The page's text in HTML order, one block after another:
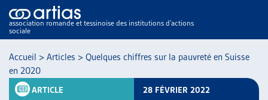
association romande et tessinoise des institutions d’actions
sociale
Accueil > Articles > Quelques chiffres sur la pauvreté en Suisse
en 2020
ARTICLE 28 FÉVRIER 2022